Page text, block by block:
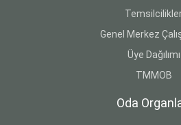
Genel Merkez
Üye Dağılımı
TMMOB
Oda